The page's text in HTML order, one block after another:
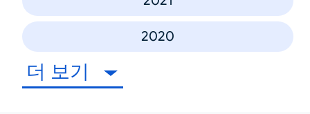
2020
더 보기